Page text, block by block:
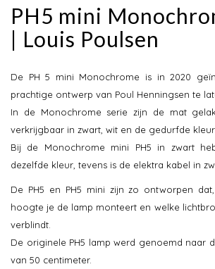
PH5 mini
| Louis Poulsen
De PH 5 mini Monochrome is in 2020
prachtige ontwerp van Poul Henningsen te
In de Monochrome serie zijn de mat
verkrijgbaar in zwart, wit en de gedurfde
Bij de Monochrome mini PH5 in zwart
dezelfde kleur, tevens is de elektra kabel in
De PH5 en PH5 mini zijn zo ontworpen
hoogte je de lamp monteert en welke
verblindt.
De originele PH5 lamp werd genoemd naar
van 50 centimeter.